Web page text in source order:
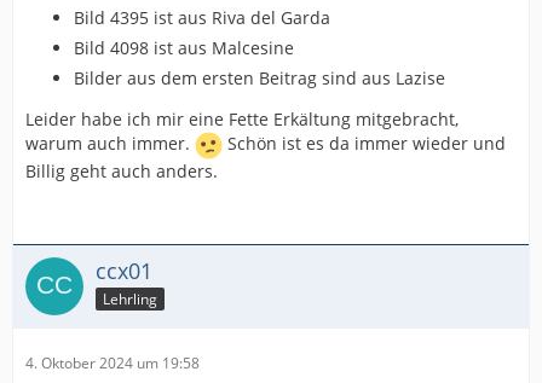
Bild 4395 ist aus ‎⁨Riva del Garda⁩
Bild 4098 ist aus ‎⁨Malcesine⁩
Bilder aus dem ersten Beitrag sind aus Lazise
Leider habe ich mir eine Fette Erkältung mitgebracht,
warum auch immer.
Schön ist es da immer wieder und
Billig geht auch anders.
ccx01
Lehrling
4. Oktober 2024 um 19:58